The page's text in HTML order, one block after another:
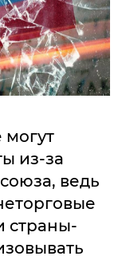
из-за
ведь
страны-